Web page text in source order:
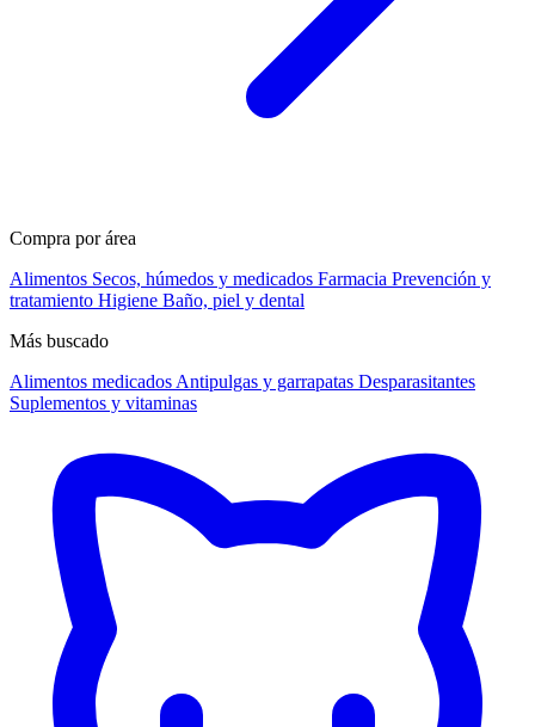
Compra por área
Alimentos Secos, húmedos y medicados Farmacia Prevención y
tratamiento Higiene Baño, piel y dental
Más buscado
Alimentos medicados Antipulgas y garrapatas Desparasitantes
Suplementos y vitaminas